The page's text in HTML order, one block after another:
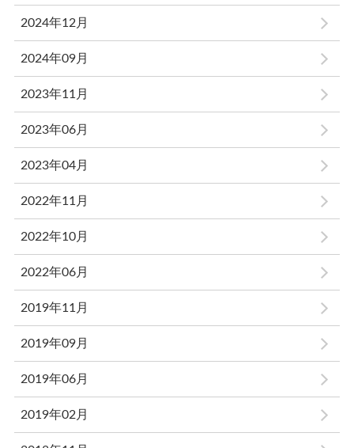
2024年12月
2024年09月
2023年11月
2023年06月
2023年04月
2022年11月
2022年10月
2022年06月
2019年11月
2019年09月
2019年06月
2019年02月